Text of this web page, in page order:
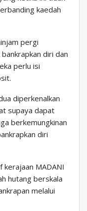
kaedah
pergi
diri dan
perlu isi
diperkenalkan
supaya dapat
berkemungkinan
diri
kerajaan MADANI
hutang berskala
melalui